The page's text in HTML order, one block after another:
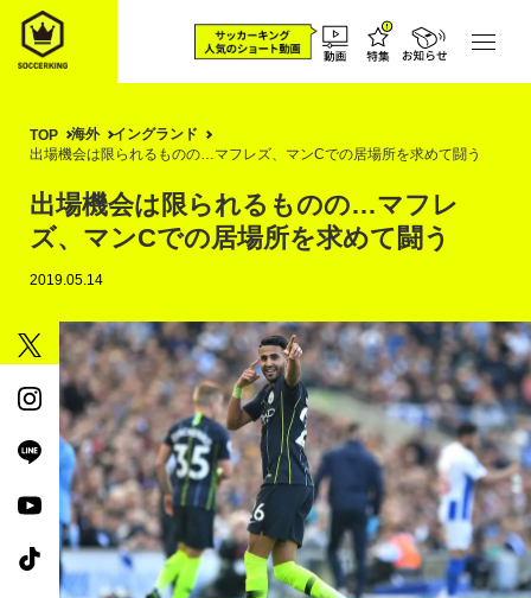
TOP 海外
イングランド
出場機会は限られるものの…マフレズ、マンCでの居場所を求めて闘う
出場機会は限られるものの…マフレ
ズ、マンCでの居場所を求めて闘う
2019.05.14